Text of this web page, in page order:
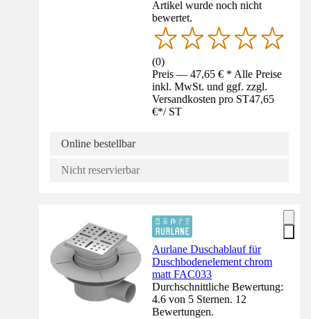
Artikel wurde noch nicht
bewertet.
(0)
Preis — 47,65 € * Alle Preise
inkl. MwSt. und ggf. zzgl.
Versandkosten pro ST47,65
€*/ ST
Online bestellbar
Nicht reservierbar
Aurlane Duschablauf für
Duschbodenelement chrom
matt FAC033
Durchschnittliche Bewertung:
4.6 von 5 Sternen. 12
Bewertungen.